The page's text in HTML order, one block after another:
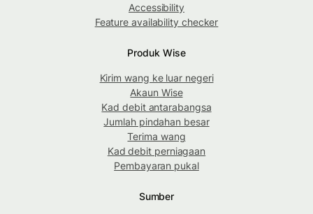
Accessibility
Feature availability checker
Produk Wise
Kirim wang ke luar negeri
Akaun Wise
Kad debit antarabangsa
Jumlah pindahan besar
Terima wang
Kad debit perniagaan
Pembayaran pukal
Sumber